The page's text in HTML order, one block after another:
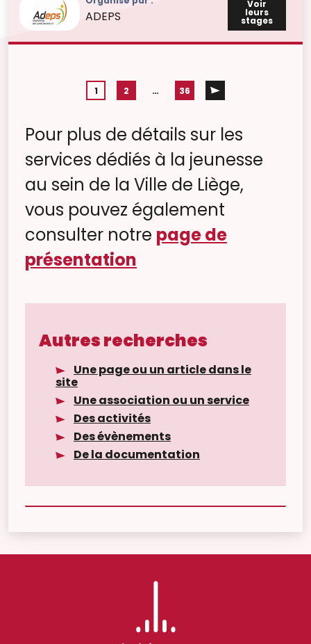
ADEPS
Voir
leurs
stages
1 2 … 36
Pour plus de détails sur les
services dédiés à la jeunesse
au sein de la Ville de Liège,
vous pouvez également
consulter notre page de
présentation
Autres recherches
Une page ou un article dans le
site
Une association ou un service
Des activités
Des évènements
De la documentation